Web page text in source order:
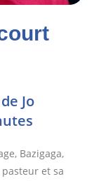
Jo
Bazigaga,
et sa